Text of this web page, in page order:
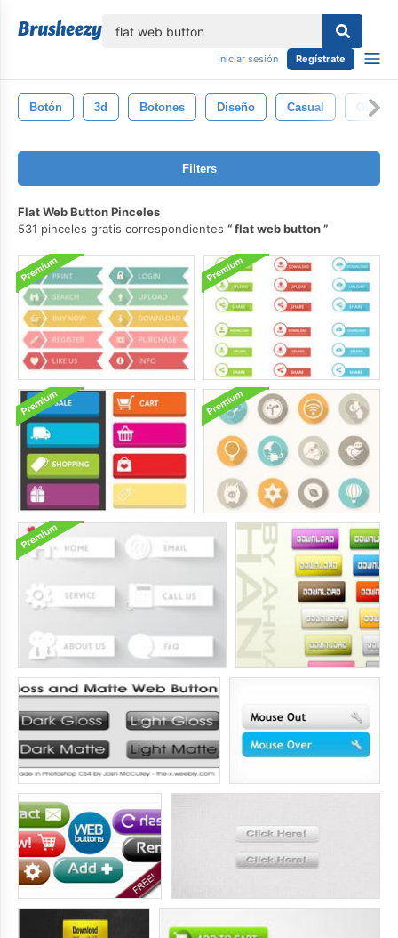
Iniciar sesión Regístrate
Botón 3d Botones Diseño Casual Objetos
Filters
Flat Web Button Pinceles
531 pinceles gratis correspondientes
flat web button